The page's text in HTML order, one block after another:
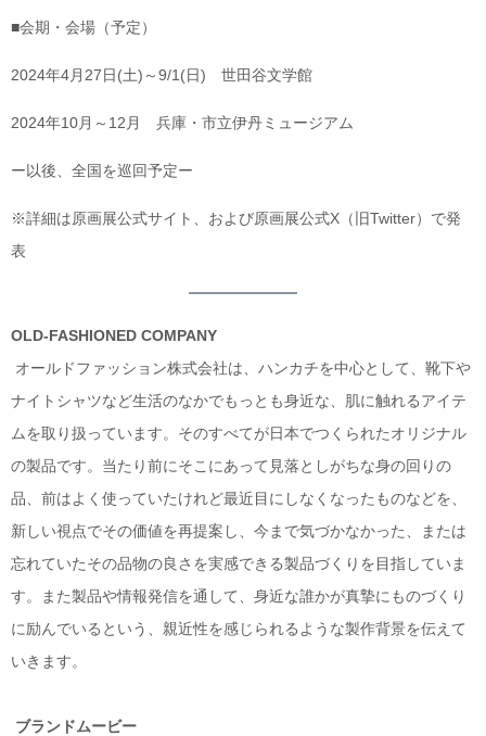
■会期・会場（予定）
2024年4月27日(土)～9/1(日) 世田谷文学館
2024年10月～12月 兵庫・市立伊丹ミュージアム
ー以後、全国を巡回予定ー
※詳細は原画展公式サイト、および原画展公式X（旧Twitter）で発
表
OLD-FASHIONED COMPANY
オールドファッション株式会社は、ハンカチを中心として、靴下や
ナイトシャツなど生活のなかでもっとも身近な、肌に触れるアイテ
ムを取り扱っています。そのすべてが日本でつくられたオリジナル
の製品です。当たり前にそこにあって見落としがちな身の回りの
品、前はよく使っていたけれど最近目にしなくなったものなどを、
新しい視点でその価値を再提案し、今まで気づかなかった、または
忘れていたその品物の良さを実感できる製品づくりを目指していま
す。また製品や情報発信を通して、身近な誰かが真摯にものづくり
に励んでいるという、親近性を感じられるような製作背景を伝えて
いきます。
ブランドムービー